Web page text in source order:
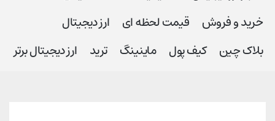
خرید و فروش
قیمت لحظه ای
ارز دیجیتال
بلاک‌ چین
کیف پول ماینینگ ترید ارز دیجیتال برتر